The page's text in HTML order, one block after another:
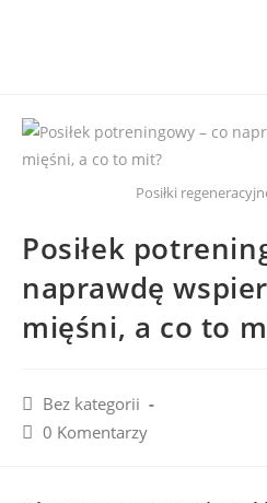
Posiłki
Posiłek
naprawdę
mięśni, a co to
Bez kategorii
0 Komentarzy